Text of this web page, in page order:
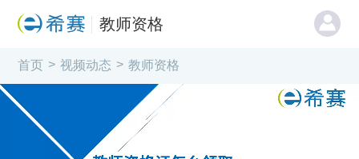
教师资格
首页 > 视频动态 > 教师资格